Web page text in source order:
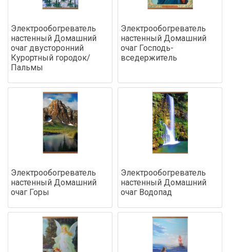
Электрообогреватель
настенный Домашний
очаг двусторонний
Курортный городок/
Пальмы
Электрообогреватель
настенный Домашний
очаг Господь-
вседержитель
Электрообогреватель
настенный Домашний
очаг Горы
Электрообогреватель
настенный Домашний
очаг Водопад